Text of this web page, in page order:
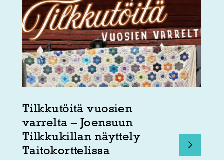
Tilkkutöitä vuosien
varrelta – Joensuun
Tilkkukillan näyttely
Taitokorttelissa